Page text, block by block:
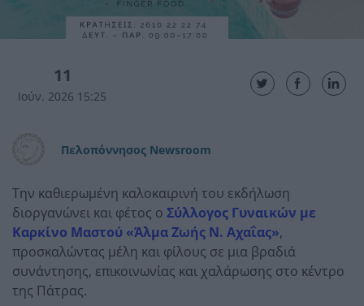
11
Ιούν. 2026 15:25
Πελοπόννησος Newsroom
Την καθιερωμένη καλοκαιρινή του εκδήλωση
διοργανώνει και φέτος ο Σύλλογος Γυναικών με
Καρκίνο Μαστού «Άλμα Ζωής Ν. Αχαΐας»,
προσκαλώντας μέλη και φίλους σε μια βραδιά
συνάντησης, επικοινωνίας και χαλάρωσης στο κέντρο
της Πάτρας.